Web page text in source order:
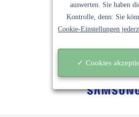
auswerten. Sie haben
Kontrolle, denn: Sie
Cookie-Einstellungen
✓ Cookies